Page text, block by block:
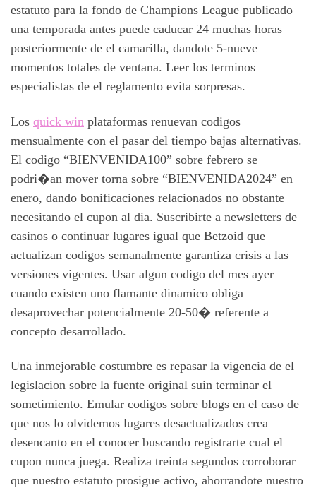
estatuto para la fondo de Champions League publicado
una temporada antes puede caducar 24 muchas horas
posteriormente de el camarilla, dandote 5-nueve
momentos totales de ventana. Leer los terminos
especialistas de el reglamento evita sorpresas.
Los quick win plataformas renuevan codigos
mensualmente con el pasar del tiempo bajas alternativas.
El codigo “BIENVENIDA100” sobre febrero se
podri�an mover torna sobre “BIENVENIDA2024” en
enero, dando bonificaciones relacionados no obstante
necesitando el cupon al dia. Suscribirte a newsletters de
casinos o continuar lugares igual que Betzoid que
actualizan codigos semanalmente garantiza crisis a las
versiones vigentes. Usar algun codigo del mes ayer
cuando existen uno flamante dinamico obliga
desaprovechar potencialmente 20-50� referente a
concepto desarrollado.
Una inmejorable costumbre es repasar la vigencia de el
legislacion sobre la fuente original suin terminar el
sometimiento. Emular codigos sobre blogs en el caso de
que nos lo olvidemos lugares desactualizados crea
desencanto en el conocer buscando registrarte cual el
cupon nunca juega. Realiza treinta segundos corroborar
que nuestro estatuto prosigue activo, ahorrandote nuestro